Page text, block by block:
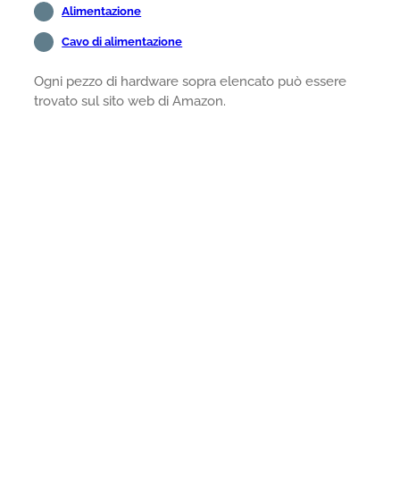
Alimentazione
Cavo di alimentazione
Ogni pezzo di hardware sopra elencato può essere
trovato sul sito web di Amazon.